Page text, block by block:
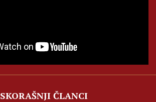
SKORAŠNJI ČLANCI